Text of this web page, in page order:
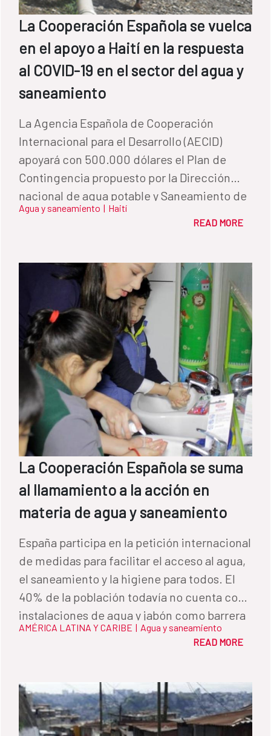
La Cooperación Española se vuelca
en el apoyo a Haití en la respuesta
al COVID-19 en el sector del agua y
saneamiento
La Agencia Española de Cooperación
Internacional para el Desarrollo (AECID)
apoyará con 500.000 dólares el Plan de
Contingencia propuesto por la Dirección
nacional de agua potable y Saneamiento de
Haití (DINEPA) como respuesta al impacto
Agua y saneamiento | Haití
READ MORE
La Cooperación Española se suma
al llamamiento a la acción en
materia de agua y saneamiento
España participa en la petición internacional
de medidas para facilitar el acceso al agua,
el saneamiento y la higiene para todos. El
40% de la población todavía no cuenta con
instalaciones de agua y jabón como barrera
de protección frente al coronavirus.
AMÉRICA LATINA Y CARIBE | Agua y saneamiento
READ MORE